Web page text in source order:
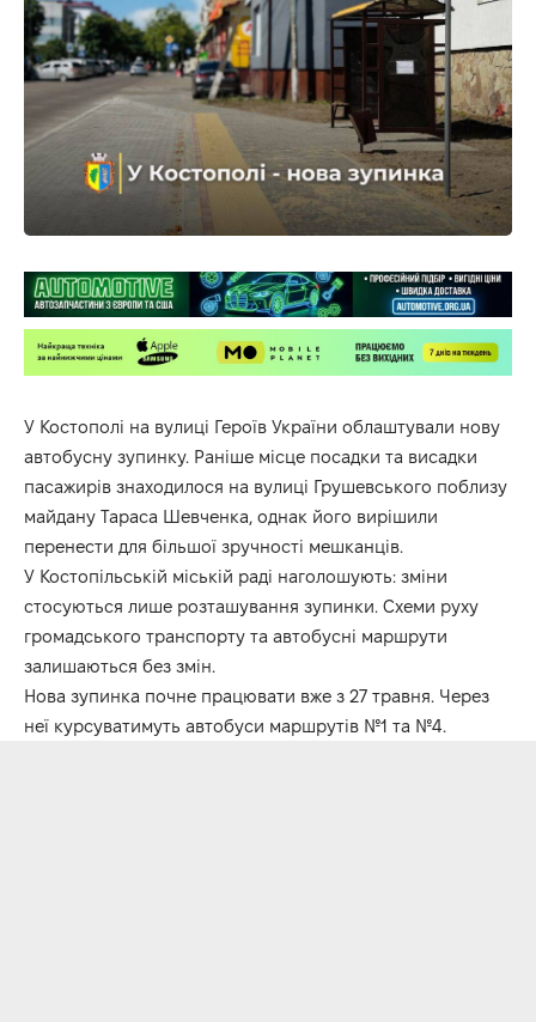
У Костополі на вулиці Героїв України облаштували нову
автобусну зупинку. Раніше місце посадки та висадки
пасажирів знаходилося на вулиці Грушевського поблизу
майдану Тараса Шевченка, однак його вирішили
перенести для більшої зручності мешканців.
У Костопільській міській раді наголошують: зміни
стосуються лише розташування зупинки. Схеми руху
громадського транспорту та автобусні маршрути
залишаються без змін.
Нова зупинка почне працювати вже з 27 травня. Через
неї курсуватимуть автобуси маршрутів №1 та №4.